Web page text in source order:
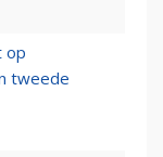
op
tweede